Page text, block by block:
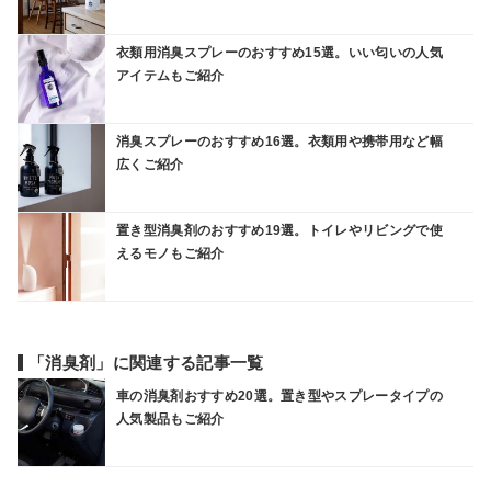
衣類用消臭スプレーのおすすめ15選。いい匂いの人気
アイテムもご紹介
消臭スプレーのおすすめ16選。衣類用や携帯用など幅
広くご紹介
置き型消臭剤のおすすめ19選。トイレやリビングで使
えるモノもご紹介
「消臭剤」に関連する記事一覧
車の消臭剤おすすめ20選。置き型やスプレータイプの
人気製品もご紹介